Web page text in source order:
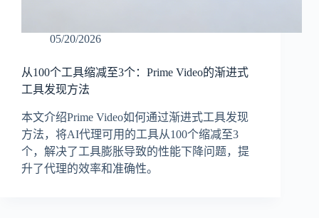
05/20/2026
从100个工具缩减至3个：Prime Video的渐进式
工具发现方法
本文介绍Prime Video如何通过渐进式工具发现
方法，将AI代理可用的工具从100个缩减至3
个，解决了工具膨胀导致的性能下降问题，提
升了代理的效率和准确性。